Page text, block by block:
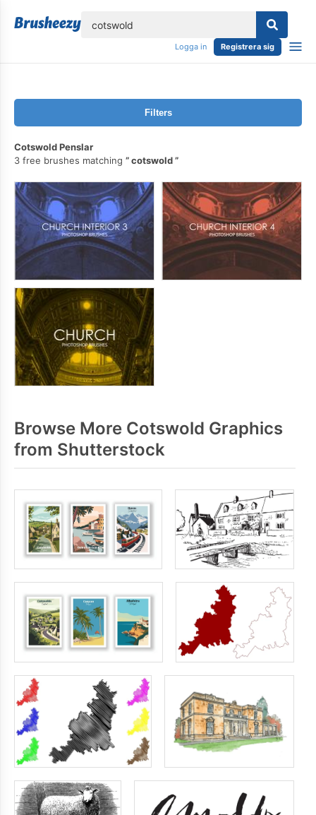
Logga in Registrera sig
Filters
Cotswold Penslar
3 free brushes matching
cotswold
Browse More Cotswold Graphics
from Shutterstock